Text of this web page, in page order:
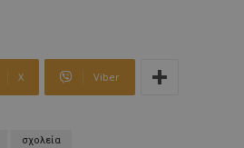
X Viber
σχολεία